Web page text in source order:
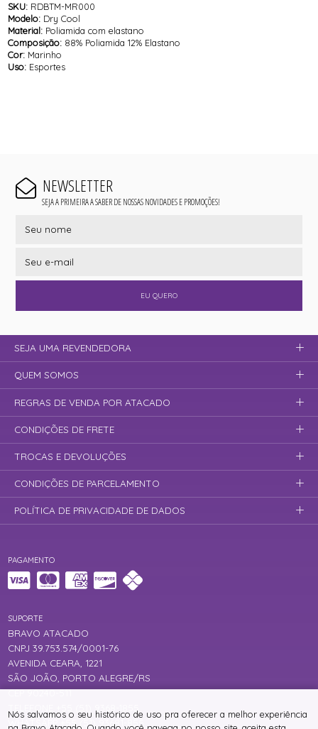
SKU: RDBTM-MR000
Modelo: Dry Cool
Material: Poliamida com elastano
Composição: 88% Poliamida 12% Elastano
Cor: Marinho
Uso: Esportes
NEWSLETTER
SEJA A PRIMEIRA A SABER DE NOSSAS NOVIDADES E PROMOÇÕES!
EU QUERO
PAGAMENTO
SUPORTE
BRAVO ATACADO
CNPJ 39.753.574/0001-76
AVENIDA CEARA, 1221
SÃO JOÃO, PORTO ALEGRE/RS
CEP 90240-511
WHATSAPP +55 (51) 93681-855
SEJA UMA REVENDEDORA
QUEM SOMOS
REGRAS DE VENDA POR ATACADO
CONDIÇÕES DE FRETE
TROCAS E DEVOLUÇÕES
CONDIÇÕES DE PARCELAMENTO
POLÍTICA DE PRIVACIDADE DE DADOS
Nós salvamos o seu histórico de uso pra oferecer a melhor experiência